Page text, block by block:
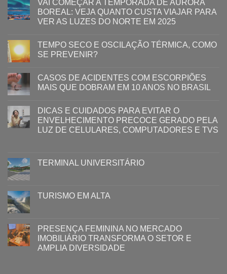
VAI COMEÇAR A TEMPORADA DE AURORA
BOREAL: VEJA QUANTO CUSTA VIAJAR PARA
VER AS LUZES DO NORTE EM 2025
TEMPO SECO E OSCILAÇÃO TÉRMICA, COMO
SE PREVENIR?
CASOS DE ACIDENTES COM ESCORPIÕES
MAIS QUE DOBRAM EM 10 ANOS NO BRASIL
DICAS E CUIDADOS PARA EVITAR O
ENVELHECIMENTO PRECOCE GERADO PELA
LUZ ​DE CELULARES, COMPUTADORES E TVS​​
TERMINAL UNIVERSITÁRIO
TURISMO EM ALTA
PRESENÇA FEMININA NO MERCADO
IMOBILIÁRIO TRANSFORMA O SETOR E
AMPLIA DIVERSIDADE